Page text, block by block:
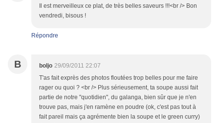
Il est merveilleux ce plat, de très belles saveurs !!!<br /> Bon
vendredi, bisous !
Répondre
B boljo 29/09/2011 22:07
T'as fait exprès des photos floutées trop belles pour me faire
rager ou quoi ? <br /> Plus sérieusement, ta soupe aussi fait
partie de notre "quotidien", du galanga, bien sûr que je n'en
trouve pas, mais j'en ramène en poudre (ok, c'est pas tout à
fait pareil mais ça agrémente bien la soupe et le green curry)